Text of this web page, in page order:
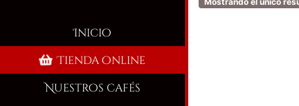
Inicio
Tienda online
Nuestros cafés